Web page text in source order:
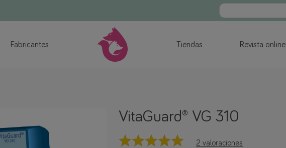
Fabricantes Tiendas Revista online
VitaGuard® VG 310
2 valoraciones